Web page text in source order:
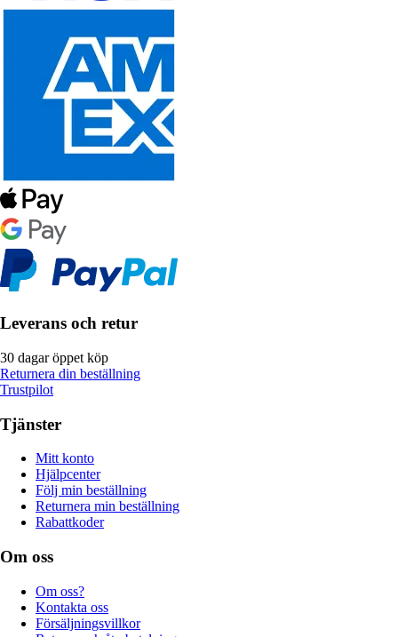
Leverans och retur
30 dagar öppet köp
Returnera din beställning
Trustpilot
Tjänster
Mitt konto
Hjälpcenter
Följ min beställning
Returnera min beställning
Rabattkoder
Om oss
Om oss?
Kontakta oss
Försäljningsvillkor